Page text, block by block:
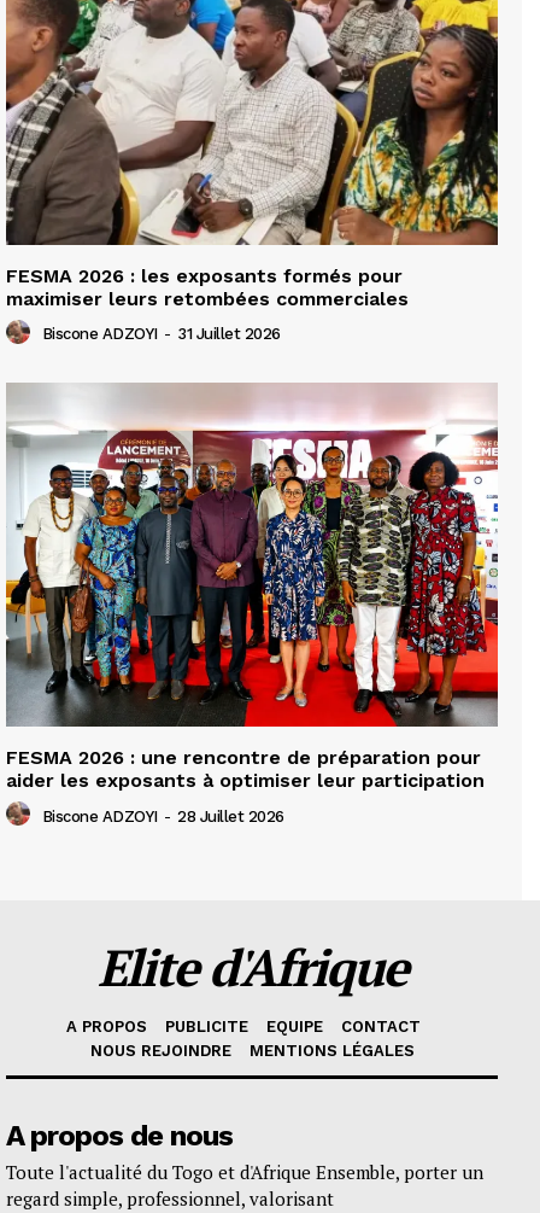
FESMA 2026 : les exposants formés pour
maximiser leurs retombées commerciales
Biscone ADZOYI - 31 Juillet 2026
FESMA 2026 : une rencontre de préparation pour
aider les exposants à optimiser leur participation
Biscone ADZOYI - 28 Juillet 2026
Elite d'Afrique
A PROPOS PUBLICITE EQUIPE
CONTACT
NOUS REJOINDRE
MENTIONS LÉGALES
A propos de nous
Toute l'actualité du Togo et d'Afrique Ensemble, porter un
regard simple, professionnel, valorisant